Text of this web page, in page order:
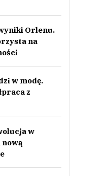
Orlenu.
na
w modę.
z
w
nową